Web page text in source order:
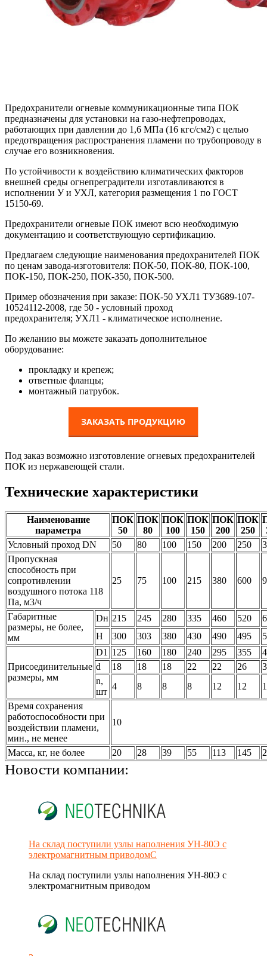
Предохранители огневые коммуникационные типа ПОК
предназначены для установки на газо-нефтепроводах,
работающих при давлении до 1,6 МПа (16 кгс/см2) с целью
предотвращения распространения пламени по трубопроводу в
случае его возникновения.
По устойчивости к воздействию климатических факторов
внешней среды огнепреградители изготавливаются в
исполнении У и УХЛ, категория размещения 1 по ГОСТ
15150-69.
Предохранители огневые ПОК имеют всю необходимую
документацию и соответствующую сертификацию.
Предлагаем следующие наименования предохранителей ПОК
по ценам завода-изготовителя: ПОК-50, ПОК-80, ПОК-100,
ПОК-150, ПОК-250, ПОК-350, ПОК-500.
Пример обозначения при заказе: ПОК-50 УХЛ1 ТУ3689-107-
10524112-2008, где 50 - условный проход
предохранителя; УХЛ1 - климатическое исполнение.
По желанию вы можете заказать дополнительное
оборудование:
прокладку и крепеж;
ответные фланцы;
монтажный патрубок.
Под заказ возможно изготовление огневых предохранителей
ПОК из нержавеющей стали.
Технические характеристики
Наименование
параметра
ПОК
50
ПОК
80
ПОК
100
ПОК
150
ПОК
200
ПОК
250
Условный проход DN
50 80 100 150 200 250
Пропускная
способность при
сопротивлении
воздушного потока 118
Па, м3/ч
25 75 100 215 380 600
Габаритные
размеры, не более,
мм
Dн 215 245 280 335 460 520
H
300 303 380 430 490 495
Присоединительные
размеры, мм
D1 125 160 180 240 295 355
d
18 18 18 22 22 26
n,
шт
4 8 8 8 12 12
Время сохранения
работоспособности при
воздействии пламени,
мин., не менее
10
Масса, кг, не более 20 28 39 55 113 145
Новости компании:
На склад поступили узлы наполнения УН-80Э с
электромагнитным приводомС
На склад поступили узлы наполнения УН-80Э с
электромагнитным приводом